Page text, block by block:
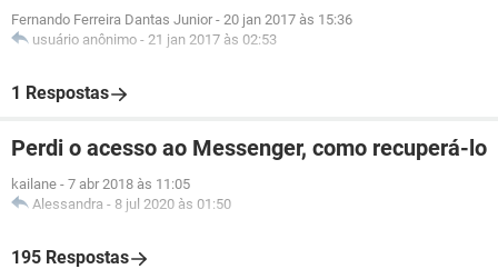
Fernando Ferreira Dantas Junior - 20 jan 2017 às 15:36
usuário anônimo - 21 jan 2017 às 02:53
1 Respostas
Perdi o acesso ao Messenger, como recuperá-lo
kailane - 7 abr 2018 às 11:05
Alessandra - 8 jul 2020 às 01:50
195 Respostas